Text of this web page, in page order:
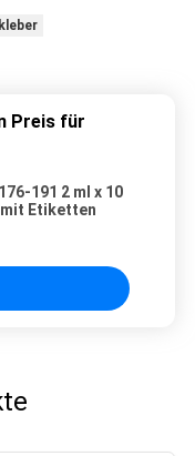
Preis für
191 2 ml x 10
Etiketten